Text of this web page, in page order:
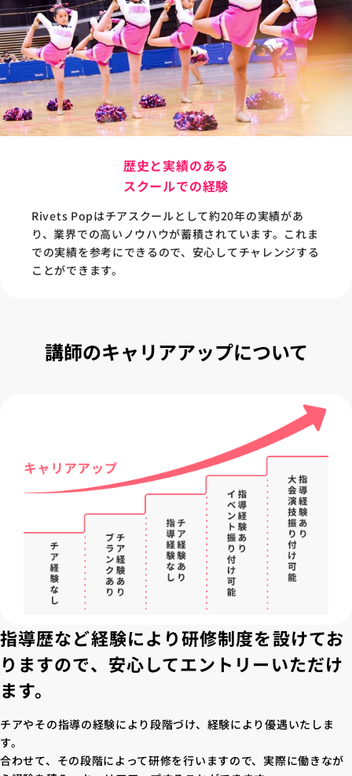
歴史と実績のある
スクールでの経験
Rivets Popはチアスクールとして約20年の実績があ
り、業界での高いノウハウが蓄積されています。これま
での実績を参考にできるので、安心してチャレンジする
ことができます。
講師のキャリアアップについて
指導歴など経験により研修制度を設けてお
りますので、安心してエントリーいただけ
ます。
チアやその指導の経験により段階づけ、経験により優遇いたしま
す。
合わせて、その段階によって研修を行いますので、実際に働きなが